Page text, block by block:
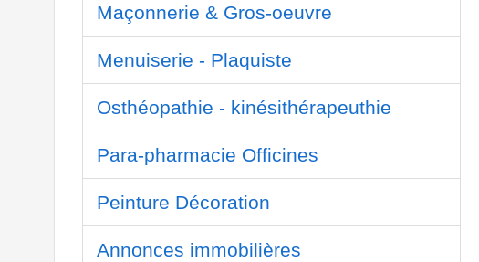
Maçonnerie & Gros-oeuvre
Menuiserie - Plaquiste
Osthéopathie - kinésithérapeuthie
Para-pharmacie Officines
Peinture Décoration
Annonces immobilières